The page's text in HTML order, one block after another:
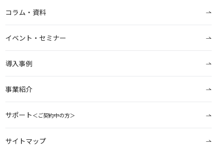
コラム・資料
イベント・セミナー
導入事例
事業紹介
サポート＜ご契約中の方＞
サイトマップ